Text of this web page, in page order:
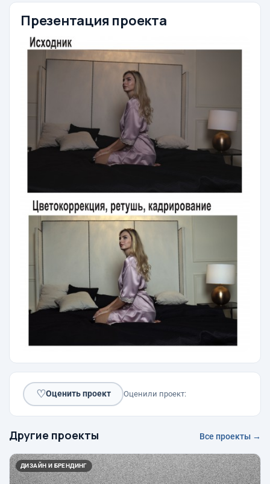
Презентация проекта
♡Оценить проект Оценили проект:
Другие проекты Все проекты →
ДИЗАЙН И БРЕНДИНГ